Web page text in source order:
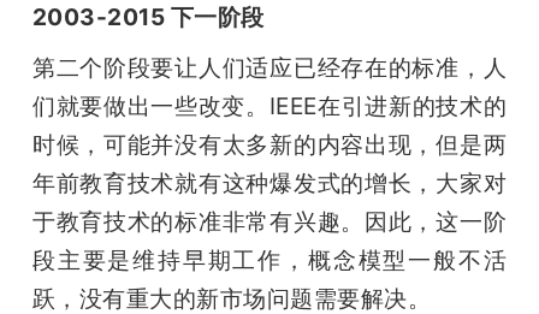
2003-2015 下一阶段
第二个阶段要让人们适应已经存在的标准，人
们就要做出一些改变。IEEE在引进新的技术的
时候，可能并没有太多新的内容出现，但是两
年前教育技术就有这种爆发式的增长，大家对
于教育技术的标准非常有兴趣。因此，这一阶
段主要是维持早期工作，概念模型一般不活
跃，没有重大的新市场问题需要解决。